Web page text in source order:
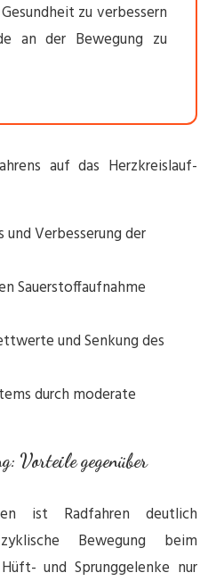
zu verbessern
an der Bewegung zu
auf das Herzkreislauf-
und Verbesserung der
Sauerstoffaufnahme
und Senkung des
durch moderate
Vorteile gegenüber
ist Radfahren deutlich
Bewegung beim
und Sprunggelenke nur